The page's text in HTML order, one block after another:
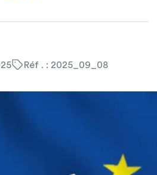
Réf . : 2025_09_08